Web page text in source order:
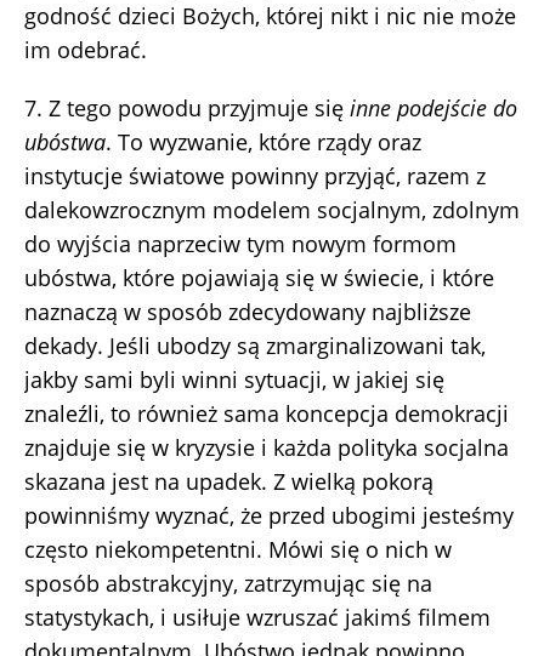
godność dzieci Bożych, której nikt i nic nie może
im odebrać.
7. Z tego powodu przyjmuje się inne podejście do
ubóstwa. To wyzwanie, które rządy oraz
instytucje światowe powinny przyjąć, razem z
dalekowzrocznym modelem socjalnym, zdolnym
do wyjścia naprzeciw tym nowym formom
ubóstwa, które pojawiają się w świecie, i które
naznaczą w sposób zdecydowany najbliższe
dekady. Jeśli ubodzy są zmarginalizowani tak,
jakby sami byli winni sytuacji, w jakiej się
znaleźli, to również sama koncepcja demokracji
znajduje się w kryzysie i każda polityka socjalna
skazana jest na upadek. Z wielką pokorą
powinniśmy wyznać, że przed ubogimi jesteśmy
często niekompetentni. Mówi się o nich w
sposób abstrakcyjny, zatrzymując się na
statystykach, i usiłuje wzruszać jakimś filmem